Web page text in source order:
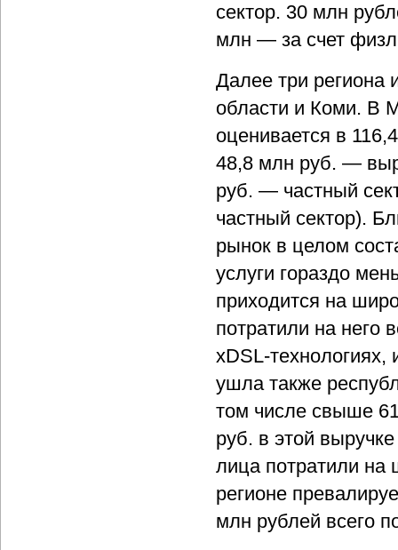
сектор. 30 млн
млн — за счет
Далее три региона
области и Коми. В
оценивается в
48,8 млн руб. —
руб. — частный
частный сектор).
рынок в целом
услуги гораздо
приходится на
потратили на него
xDSL-
ушла также
том числе свыше
руб. в этой
лица потратили на
регионе
млн рублей всего